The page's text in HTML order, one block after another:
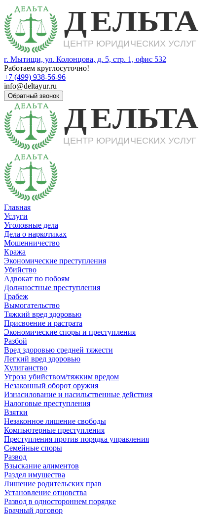
г. Мытищи, ул. Колонцова, д. 5, стр. 1, офис 532
Работаем круглосуточно!
+7 (499) 938-56-96
info@deltayur.ru
Обратный звонок
Главная
Услуги
Уголовные дела
Дела о наркотиках
Мошенничество
Кража
Экономические преступления
Убийство
Адвокат по побоям
Должностные преступления
Грабеж
Вымогательство
Тяжкий вред здоровью
Присвоение и растрата
Экономические споры и преступления
Разбой
Вред здоровью средней тяжести
Легкий вред здоровью
Хулиганство
Угроза убийством/тяжким вредом
Незаконный оборот оружия
Изнасилование и насильственные действия
Налоговые преступления
Взятки
Незаконное лишение свободы
Компьютерные преступления
Преступления против порядка управления
Семейные споры
Развод
Взыскание алиментов
Раздел имущества
Лишение родительских прав
Установление отцовства
Развод в одностороннем порядке
Брачный договор